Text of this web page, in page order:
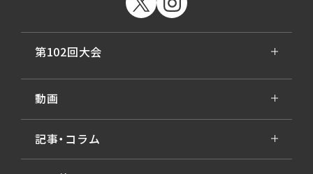
第102回大会
動画
記事・コラム